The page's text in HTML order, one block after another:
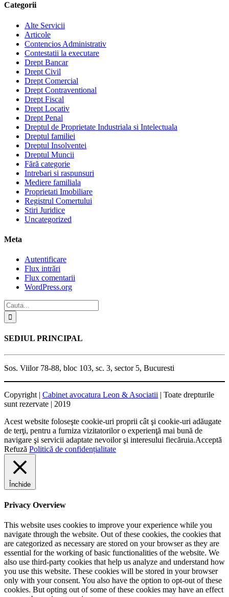
Categorii
Alte Servicii
Articole
Contencios Administrativ
Contestatii la executare
Drept Bancar
Drept Civil
Drept Comercial
Drept Contraventional
Drept Fiscal
Drept Locativ
Drept Penal
Dreptul de Proprietate Industriala si Intelectuala
Dreptul familiei
Dreptul Insolventei
Dreptul Muncii
Fără categorie
Intrebari si raspunsuri
Mediere familiala
Proprietati Imobiliare
Registrul Comertului
Stiri Juridice
Uncategorized
Meta
Autentificare
Flux intrări
Flux comentarii
WordPress.org
SEDIUL PRINCIPAL
Sos. Viilor 78-88, bloc 103, sc. 3, sector 5, Bucuresti
Copyright | Cabinet avocatura Leon & Asociatii | Toate drepturile
sunt rezervate | 2019
Acest website foloseşte cookie-uri proprii cât şi cookie-uri adăugate
de terţi, pentru a furniza vizitatorilor o experienţă mai bună de
navigare şi servicii adaptate nevoilor şi interesului fiecăruia.Acceptă
Refuză Politică de confidențialitate
Închide
Privacy Overview
This website uses cookies to improve your experience while you
navigate through the website. Out of these cookies, the cookies that
are categorized as necessary are stored on your browser as they are
essential for the working of basic functionalities of the website. We
also use third-party cookies that help us analyze and understand how
you use this website. These cookies will be stored in your browser
only with your consent. You also have the option to opt-out of these
cookies. But opting out of some of these cookies may have an effect